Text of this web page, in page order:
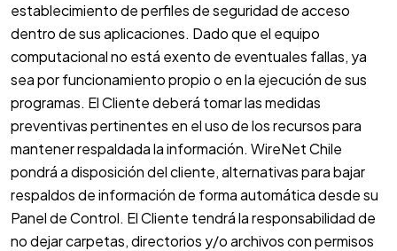
establecimiento de perfiles de seguridad de acceso
dentro de sus aplicaciones. Dado que el equipo
computacional no está exento de eventuales fallas, ya
sea por funcionamiento propio o en la ejecución de sus
programas. El Cliente deberá tomar las medidas
preventivas pertinentes en el uso de los recursos para
mantener respaldada la información. WireNet Chile
pondrá a disposición del cliente, alternativas para bajar
respaldos de información de forma automática desde su
Panel de Control. El Cliente tendrá la responsabilidad de
no dejar carpetas, directorios y/o archivos con permisos